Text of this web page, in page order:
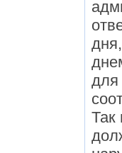
для
Так